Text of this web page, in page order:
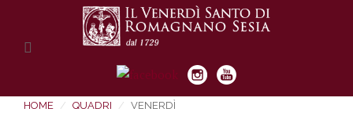
HOME QUADRI VENERDÌ